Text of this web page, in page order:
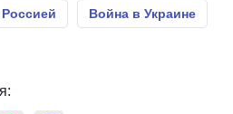
Война в Украине